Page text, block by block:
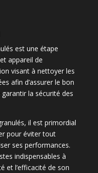
est une étape
appareil de
visant à nettoyer les
afin d’assurer le bon
la sécurité des
il est primordial
pour éviter tout
ses performances.
indispensables à
et l’efficacité de son